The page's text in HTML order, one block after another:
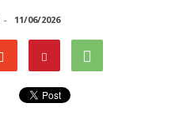
- 11/06/2026